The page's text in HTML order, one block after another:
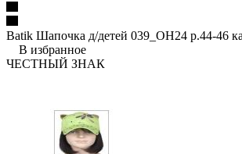
Batik Шапочка д/детей 039_ОН24 р.44-46
В избранное
ЧЕСТНЫЙ ЗНАК